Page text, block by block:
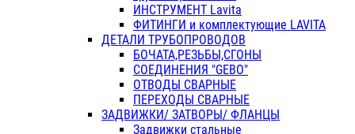
ИНСТРУМЕНТ Lavita
ФИТИНГИ и комплектующие LAVITA
ДЕТАЛИ ТРУБОПРОВОДОВ
БОЧАТА,РЕЗЬБЫ,СГОНЫ
СОЕДИНЕНИЯ "GEBO"
ОТВОДЫ СВАРНЫЕ
ПЕРЕХОДЫ СВАРНЫЕ
ЗАДВИЖКИ/ ЗАТВОРЫ/ ФЛАНЦЫ
Задвижки стальные